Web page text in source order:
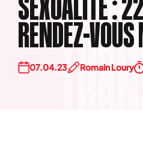
RENDEZ-
07.04.23 Romain Loury